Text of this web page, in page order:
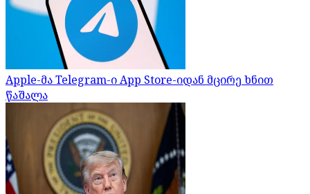
Apple-მა Telegram-ი App Store-იდან მცირე ხნით
წაშალა